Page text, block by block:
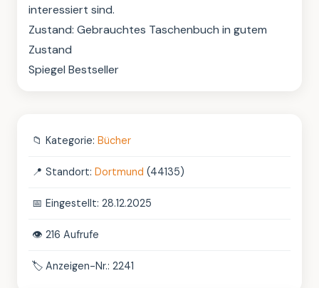
interessiert sind.
Zustand: Gebrauchtes Taschenbuch in gutem
Zustand
Spiegel Bestseller
📁 Kategorie: Bücher
📍 Standort: Dortmund (44135)
📅 Eingestellt: 28.12.2025
👁️ 216 Aufrufe
🏷️ Anzeigen-Nr.: 2241